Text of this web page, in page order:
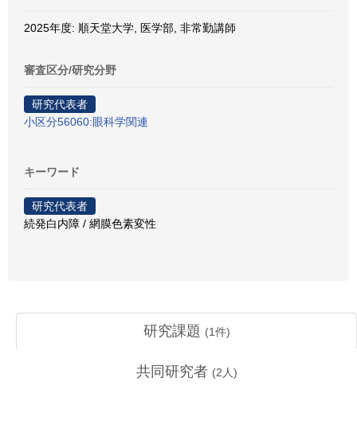
2025年度: 順天堂大学, 医学部, 非常勤講師
審査区分/研究分野
研究代表者
小区分56060:眼科学関連
キーワード
研究代表者
続発白内障 / 網膜色素変性
研究課題 (1件)
共同研究者 (2 人)